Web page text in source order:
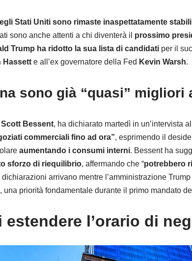
Stati Uniti sono rimaste inaspettatamente
sono anche attenti a chi diventerà il prossimo
Trump ha ridotto la sua lista di candidati per il
Hassett e all’ex governatore della Fed Kevin Warsh.
sono già “quasi” migliori
Scott Bessent, ha dichiarato martedì in un’intervista
commerciali fino ad ora”, esprimendo il
aumentando i consumi interni. Bessent ha
sforzo di riequilibrio, affermando che “potrebbero
dichiarazioni arrivano mentre l’amministrazione
, una priorità fondamentale durante il primo mandato
estendere l’orario di